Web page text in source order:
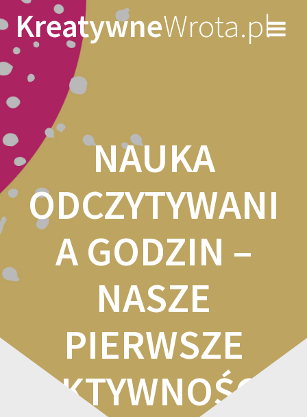
to
content
KreatywneWrota.pl
NAUKA
ODCZYTYWANI
A GODZIN –
NASZE
PIERWSZE
AKTYWNOŚCI